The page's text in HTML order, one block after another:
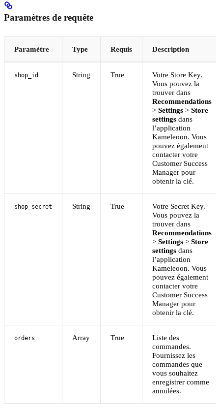
Paramètres de requête
Paramètre Type Requis Description
shop_id String True
Votre Store Key.
Vous pouvez la
trouver dans
Recommendations
> Settings > Store
settings dans
l’application
Kameleoon. Vous
pouvez également
contacter votre
Customer Success
Manager pour
obtenir la clé.
shop_secret String True
Votre Secret Key.
Vous pouvez la
trouver dans
Recommendations
> Settings > Store
settings dans
l’application
Kameleoon. Vous
pouvez également
contacter votre
Customer Success
Manager pour
obtenir la clé.
orders Array True
Liste des
commandes.
Fournissez les
commandes que
vous souhaitez
enregistrer comme
annulées.